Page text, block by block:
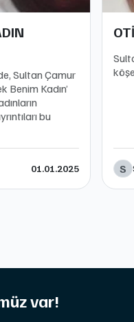
Sultan Çamur
Benim Kadın’
bu
01.01.2025 S
var!